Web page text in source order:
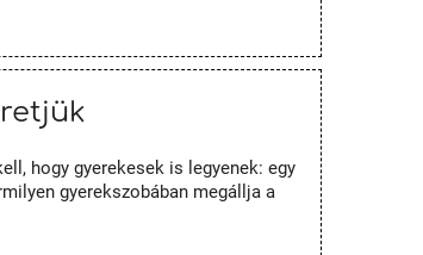
hogy gyerekesek is legyenek: egy
gyerekszobában megállja a